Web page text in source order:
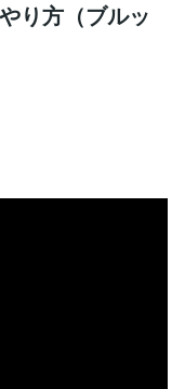
り方（ブルッ